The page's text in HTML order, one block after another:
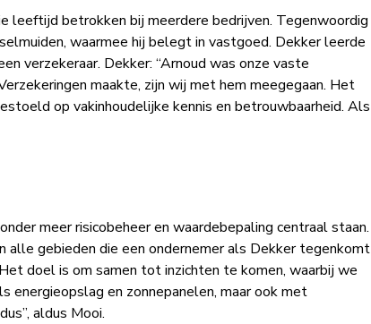
leeftijd betrokken bij meerdere bedrijven. Tegenwoordig
waarmee hij belegt in vastgoed. Dekker leerde
verzekeraar. Dekker: “Arnoud was onze vaste
maakte, zijn wij met hem meegegaan. Het
op vakinhoudelijke kennis en betrouwbaarheid. Als
meer risicobeheer en waardebepaling centraal staan.
alle gebieden die een ondernemer als Dekker tegenkomt
doel is om samen tot inzichten te komen, waarbij we
energieopslag en zonnepanelen, maar ook met
aldus Mooi.